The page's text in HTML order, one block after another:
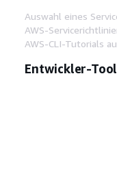
Auswahl eines
AWS-
AWS-CLI-Tutorials
Entwickler-